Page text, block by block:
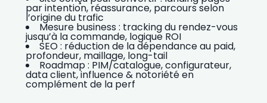
par intention, réassurance, parcours selon
l’origine du trafic
Mesure business : tracking du rendez-vous
jusqu’à la commande, logique ROI
SEO : réduction de la dépendance au paid,
profondeur, maillage, long-tail
Roadmap : PIM/catalogue, configurateur,
data client, influence & notoriété en
complément de la perf